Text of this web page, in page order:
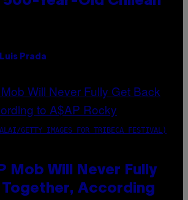
Luis Prada
GETTY IMAGES FOR TRIBECA FESTIVAL)
Mob Will Never Fully
Together, According